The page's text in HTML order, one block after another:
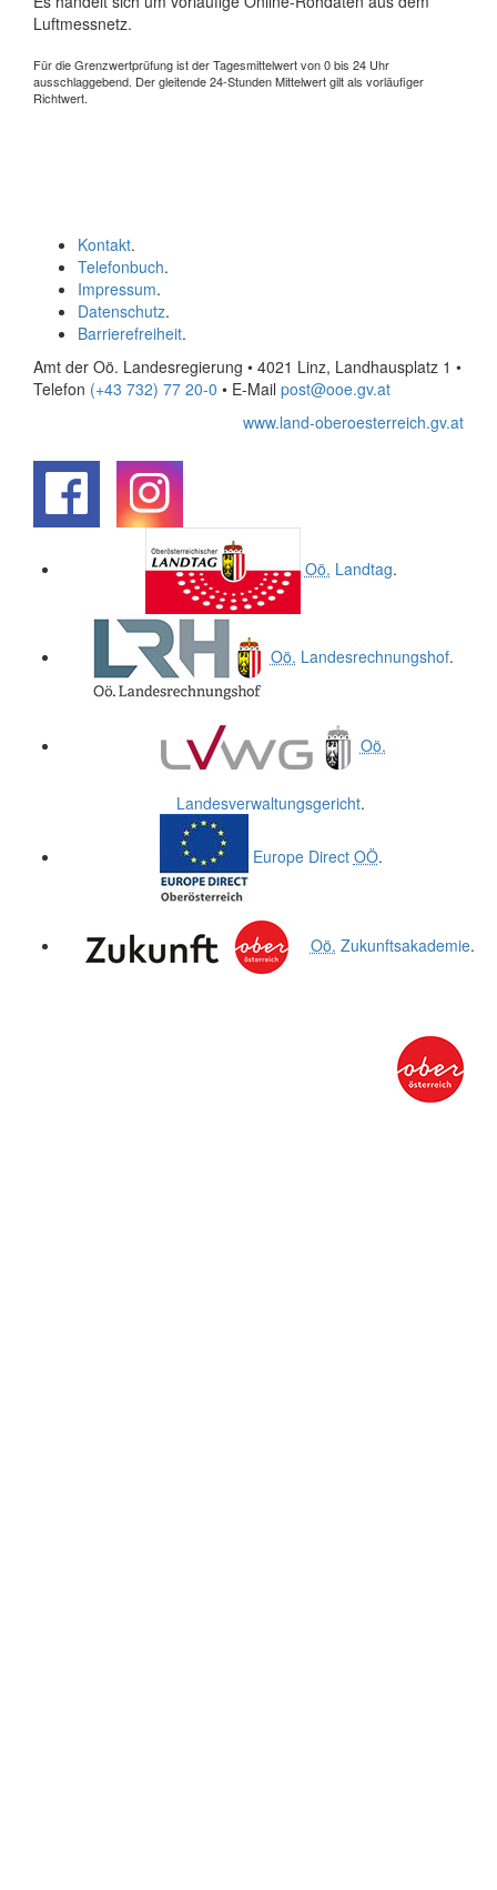
Luftmessnetz.
Für die Grenzwertprüfung ist der Tagesmittelwert von 0 bis 24 Uhr
ausschlaggebend. Der gleitende 24-Stunden Mittelwert gilt als vorläufiger
Richtwert.
Kontakt.
Telefonbuch.
Impressum.
Datenschutz.
Barrierefreiheit.
Amt der Oö. Landesregierung • 4021 Linz, Landhausplatz 1 •
Telefon (+43 732) 77 20-0 • E-Mail post@ooe.gv.at
www.land-oberoesterreich.gv.at
Oö. Landtag.
Oö. Landesrechnungshof.
Oö.
Landesverwaltungsgericht.
Europe Direct OÖ.
Oö. Zukunftsakademie.